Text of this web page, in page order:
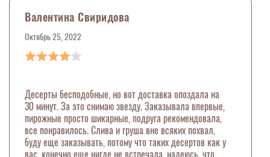
Валентина Свиридова
Октябрь 25, 2022
Десерты бесподобные, но вот доставка опоздала на
30 минут. За это снимаю звезду. Заказывала впервые,
пирожные просто шикарные, подруга рекомендовала,
все понравилось. Слива и груша вне всяких похвал,
буду еще заказывать, потому что таких десертов как у
вас, конечно еще нигде не встречала. надеюсь, что